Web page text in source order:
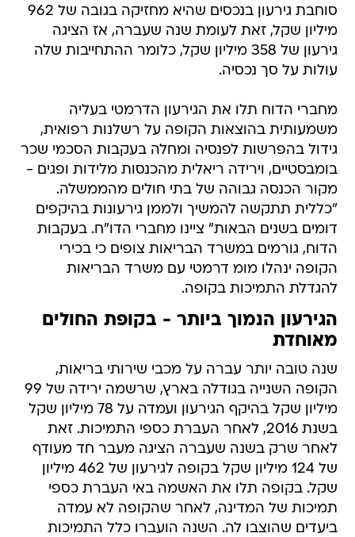
סוחבת גירעון בנכסים שהיא מחזיקה בגובה של 962
מיליון שקל, זאת לעומת שנה שעברה, אז הציגה
גירעון של 358 מיליון שקל, כלומר ההתחייבות שלה
עולות על סך נכסיה.
מחברי הדוח תלו את הגירעון הדרמטי בעליה
משמעותית בהוצאות הקופה על רשלנות רפואית,
גידול בהפרשות לפנסיה ומחלה בעקבות הסכמי שכר
בומבסטיים, וירידה ריאלית מהכנסות מלידות ופגים -
מקור הכנסה גבוהה של בתי חולים מהממשלה.
"כללית תתקשה להמשיך ולממן גירעונות בהיקפים
דומים בשנים הבאות" ציינו מחברי הדו"ח. בעקבות
הדוח, גורמים במשרד הבריאות צופים כי בכירי
הקופה ינהלו מומ דרמטי עם משרד הבריאות
להגדלת התמיכות בקופה.
הגירעון הנמוך ביותר - בקופת החולים
מאוחדת
שנה טובה יותר עברה על מכבי שירותי בריאות,
הקופה השנייה בגודלה בארץ, שרשמה ירידה של 99
מיליון שקל בהיקף הגירעון ועמדה על 78 מיליון שקל
בשנת 2016, לאחר העברת כספי התמיכות. זאת
לאחר שרק בשנה שעברה הציגה מעבר חד מעודף
של 124 מיליון שקל בקופה לגירעון של 462 מיליון
שקל. בקופה תלו את האשמה באי העברת כספי
תמיכות של המדינה, לאחר שהקופה לא עמדה
ביעדים שהוצבו לה. השנה הועברו כלל התמיכות